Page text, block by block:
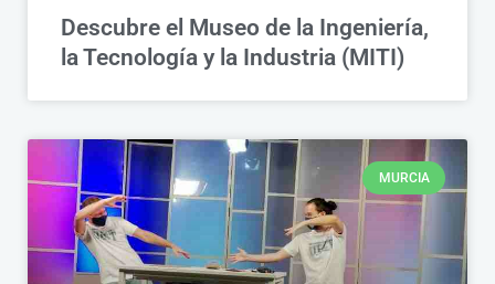
Descubre el Museo de la Ingeniería,
la Tecnología y la Industria (MITI)
MURCIA